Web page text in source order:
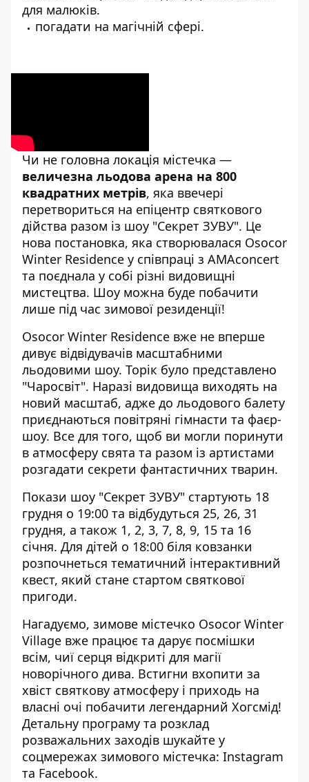
для малюків.
погадати на магічній сфері.
Чи не головна локація містечка —
величезна льодова арена на 800
квадратних метрів, яка ввечері
перетвориться на епіцентр святкового
дійства разом із шоу "Секрет ЗУВУ". Це
нова постановка, яка створювалася Osocor
Winter Residence у співпраці з AMAconcert
та поєднала у собі різні видовищні
мистецтва. Шоу можна буде побачити
лише під час зимової резиденції!
Osocor Winter Residence вже не вперше
дивує відвідувачів масштабними
льодовими шоу. Торік було представлено
"Чаросвіт". Наразі видовища виходять на
новий масштаб, адже до льодового балету
приєднаються повітряні гімнасти та фаєр-
шоу. Все для того, щоб ви могли поринути
в атмосферу свята та разом із артистами
розгадати секрети фантастичних тварин.
Покази шоу "Секрет ЗУВУ" стартують 18
грудня о 19:00 та відбудуться 25, 26, 31
грудня, а також 1, 2, 3, 7, 8, 9, 15 та 16
січня. Для дітей о 18:00 біля ковзанки
розпочнеться тематичний інтерактивний
квест, який стане стартом святкової
пригоди.
Нагадуємо, зимове містечко Osocor Winter
Village вже працює та дарує посмішки
всім, чиї серця відкриті для магії
новорічного дива. Встигни вхопити за
хвіст святкову атмосферу і приходь на
власні очі побачити легендарний Хогсмід!
Детальну програму та розклад
розважальних заходів шукайте у
соцмережах зимового містечка: Instagram
та Facebook.